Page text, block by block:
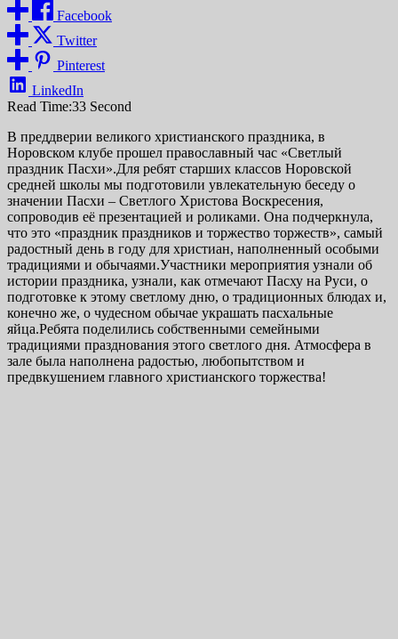
Facebook
Twitter
Pinterest
LinkedIn
Read Time:33 Second
В преддверии великого христианского праздника, в
Норовском клубе прошел православный час «Светлый
праздник Пасхи».Для ребят старших классов Норовской
средней школы мы подготовили увлекательную беседу о
значении Пасхи – Светлого Христова Воскресения,
сопроводив её презентацией и роликами. Она подчеркнула,
что это «праздник праздников и торжество торжеств», самый
радостный день в году для христиан, наполненный особыми
традициями и обычаями.Участники мероприятия узнали об
истории праздника, узнали, как отмечают Пасху на Руси, о
подготовке к этому светлому дню, о традиционных блюдах и,
конечно же, о чудесном обычае украшать пасхальные
яйца.Ребята поделились собственными семейными
традициями празднования этого светлого дня. Атмосфера в
зале была наполнена радостью, любопытством и
предвкушением главного христианского торжества!